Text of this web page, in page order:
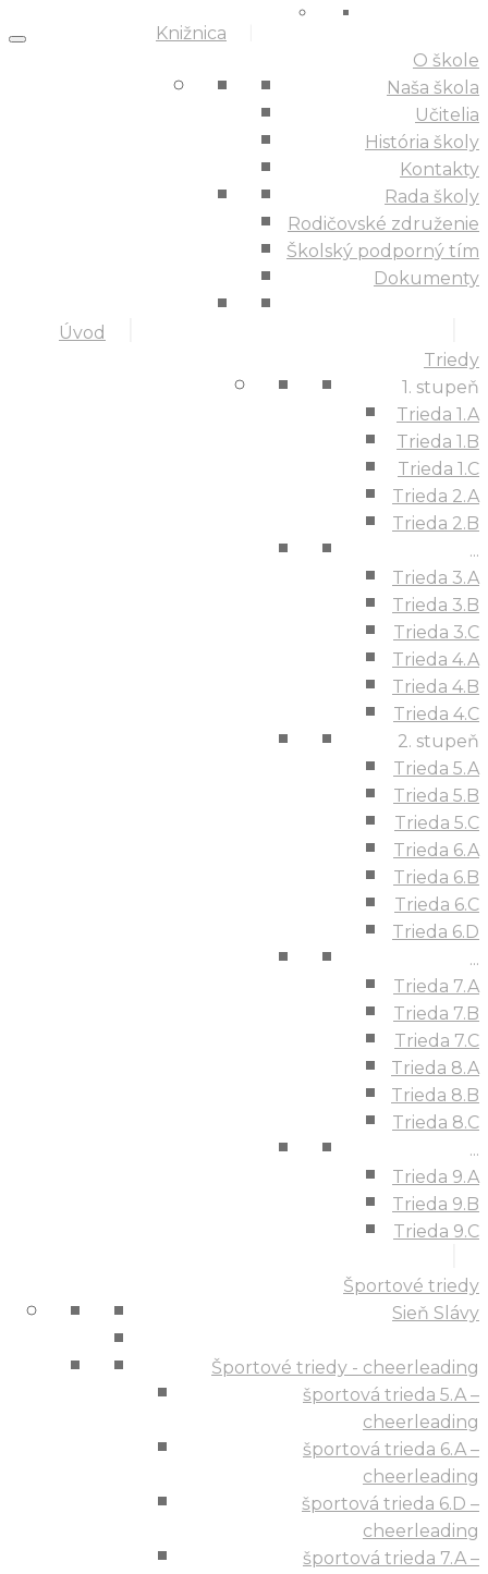
Knižnica
Úvod
O škole
Naša škola
Učitelia
História školy
Kontakty
Rada školy
Rodičovské združenie
Školský podporný tím
Dokumenty
Triedy
1. stupeň
Trieda 1.A
Trieda 1.B
Trieda 1.C
Trieda 2.A
Trieda 2.B
...
Trieda 3.A
Trieda 3.B
Trieda 3.C
Trieda 4.A
Trieda 4.B
Trieda 4.C
2. stupeň
Trieda 5.A
Trieda 5.B
Trieda 5.C
Trieda 6.A
Trieda 6.B
Trieda 6.C
Trieda 6.D
...
Trieda 7.A
Trieda 7.B
Trieda 7.C
Trieda 8.A
Trieda 8.B
Trieda 8.C
...
Trieda 9.A
Trieda 9.B
Trieda 9.C
Športové triedy
Sieň Slávy
Športové triedy - cheerleading
športová trieda 5.A –
cheerleading
športová trieda 6.A –
cheerleading
športová trieda 6.D –
cheerleading
športová trieda 7.A –